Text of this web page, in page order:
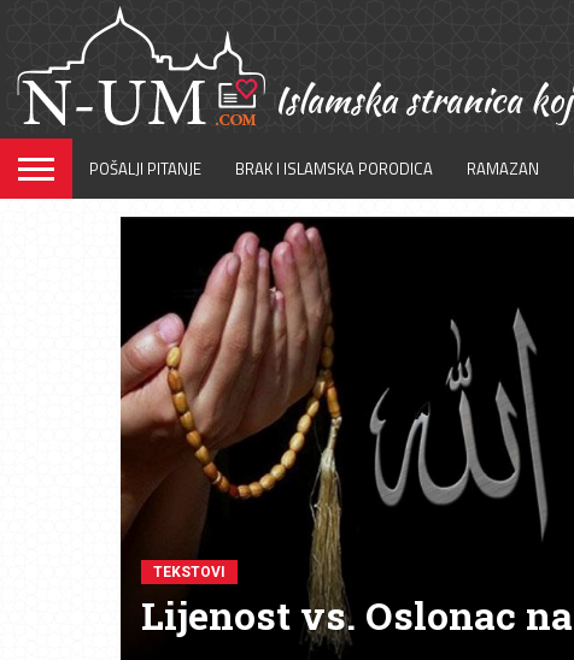
POŠALJI PITANJE BRAK I ISLAMSKA PORODICA RAMAZAN
TEKSTOVI
Lijenost vs. Oslonac